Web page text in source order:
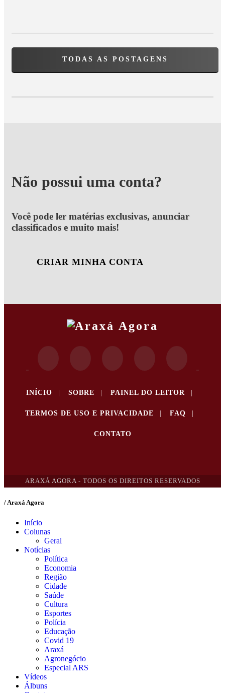
TODAS AS POSTAGENS
Não possui uma conta?
Você pode ler matérias exclusivas, anunciar
classificados e muito mais!
CRIAR MINHA CONTA
INÍCIO SOBRE PAINEL DO LEITOR
TERMOS DE USO E PRIVACIDADE FAQ
CONTATO
ARAXÁ AGORA - TODOS OS DIREITOS RESERVADOS
/ Araxá Agora
Início
Colunas
Geral
Notícias
Política
Economia
Região
Cidade
Saúde
Cultura
Esportes
Polícia
Educação
Covid 19
Araxá
Agronegócio
Especial ARS
Vídeos
Álbuns